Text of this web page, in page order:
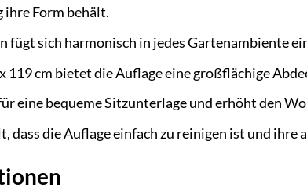
ihre Form behält.
fügt sich harmonisch in jedes Gartenambiente
119 cm bietet die Auflage eine großflächige
eine bequeme Sitzunterlage und erhöht den
dass die Auflage einfach zu reinigen ist und ihre